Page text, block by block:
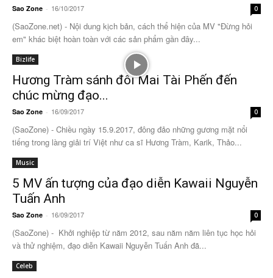
Sao Zone - 16/10/2017 0
(SaoZone.net) - Nội dung kịch bản, cách thể hiện của MV "Đừng hỏi
em" khác biệt hoàn toàn với các sản phẩm gần đây...
Bizlife
Hương Tràm sánh đôi Mai Tài Phến đến
chúc mừng đạo...
Sao Zone - 16/09/2017 0
(SaoZone) - Chiều ngày 15.9.2017, đông đảo những gương mặt nổi
tiếng trong làng giải trí Việt như ca sĩ Hương Tràm, Karik, Thảo...
Music
5 MV ấn tượng của đạo diễn Kawaii Nguyễn
Tuấn Anh
Sao Zone - 16/09/2017 0
(SaoZone) - Khởi nghiệp từ năm 2012, sau năm năm liên tục học hỏi
và thử nghiệm, đạo diễn Kawaii Nguyễn Tuấn Anh đã...
Celeb